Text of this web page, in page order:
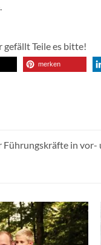
gefällt Teile es bitte!
merken
Führungskräfte in